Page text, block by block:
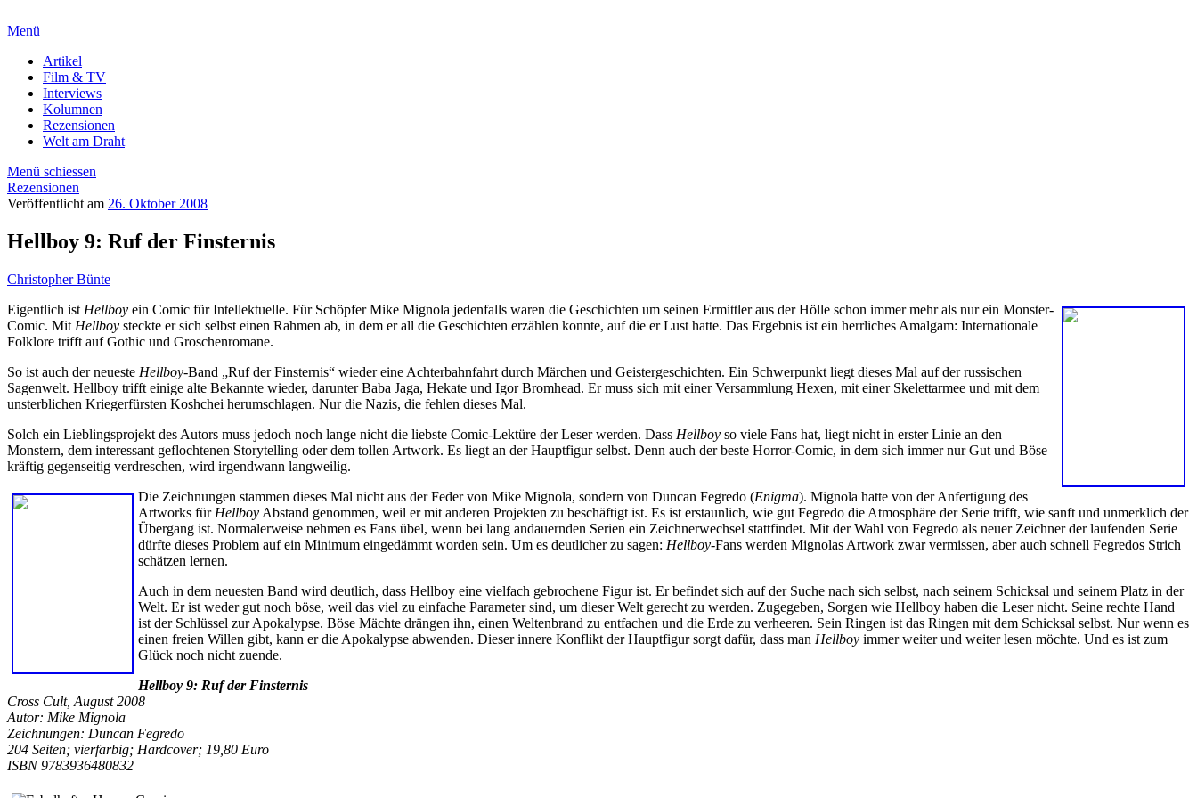
Menü
Artikel
Film & TV
Interviews
Kolumnen
Rezensionen
Welt am Draht
Menü schiessen
Rezensionen
Veröffentlicht am 26. Oktober 2008
Hellboy 9: Ruf der Finsternis
Christopher Bünte
Eigentlich ist Hellboy ein Comic für Intellektuelle. Für Schöpfer Mike Mignola jedenfalls waren die Geschichten um seinen Ermittler aus der Hölle schon immer mehr als nur ein Monster-
Comic. Mit Hellboy steckte er sich selbst einen Rahmen ab, in dem er all die Geschichten erzählen konnte, auf die er Lust hatte. Das Ergebnis ist ein herrliches Amalgam: Internationale
Folklore trifft auf Gothic und Groschenromane.
So ist auch der neueste Hellboy-Band „Ruf der Finsternis“ wieder eine Achterbahnfahrt durch Märchen und Geistergeschichten. Ein Schwerpunkt liegt dieses Mal auf der russischen
Sagenwelt. Hellboy trifft einige alte Bekannte wieder, darunter Baba Jaga, Hekate und Igor Bromhead. Er muss sich mit einer Versammlung Hexen, mit einer Skelettarmee und mit dem
unsterblichen Kriegerfürsten Koshchei herumschlagen. Nur die Nazis, die fehlen dieses Mal.
Solch ein Lieblingsprojekt des Autors muss jedoch noch lange nicht die liebste Comic-Lektüre der Leser werden. Dass Hellboy so viele Fans hat, liegt nicht in erster Linie an den
Monstern, dem interessant geflochtenen Storytelling oder dem tollen Artwork. Es liegt an der Hauptfigur selbst. Denn auch der beste Horror-Comic, in dem sich immer nur Gut und Böse
kräftig gegenseitig verdreschen, wird irgendwann langweilig.
Die Zeichnungen stammen dieses Mal nicht aus der Feder von Mike Mignola, sondern von Duncan Fegredo (Enigma). Mignola hatte von der Anfertigung des
Artworks für Hellboy Abstand genommen, weil er mit anderen Projekten zu beschäftigt ist. Es ist erstaunlich, wie gut Fegredo die Atmosphäre der Serie trifft, wie sanft und unmerklich der
Übergang ist. Normalerweise nehmen es Fans übel, wenn bei lang andauernden Serien ein Zeichnerwechsel stattfindet. Mit der Wahl von Fegredo als neuer Zeichner der laufenden Serie
dürfte dieses Problem auf ein Minimum eingedämmt worden sein. Um es deutlicher zu sagen: Hellboy-Fans werden Mignolas Artwork zwar vermissen, aber auch schnell Fegredos Strich
schätzen lernen.
Auch in dem neuesten Band wird deutlich, dass Hellboy eine vielfach gebrochene Figur ist. Er befindet sich auf der Suche nach sich selbst, nach seinem Schicksal und seinem Platz in der
Welt. Er ist weder gut noch böse, weil das viel zu einfache Parameter sind, um dieser Welt gerecht zu werden. Zugegeben, Sorgen wie Hellboy haben die Leser nicht. Seine rechte Hand
ist der Schlüssel zur Apokalypse. Böse Mächte drängen ihn, einen Weltenbrand zu entfachen und die Erde zu verheeren. Sein Ringen ist das Ringen mit dem Schicksal selbst. Nur wenn es
einen freien Willen gibt, kann er die Apokalypse abwenden. Dieser innere Konflikt der Hauptfigur sorgt dafür, dass man Hellboy immer weiter und weiter lesen möchte. Und es ist zum
Glück noch nicht zuende.
Hellboy 9: Ruf der Finsternis
Cross Cult, August 2008
Autor: Mike Mignola
Zeichnungen: Duncan Fegredo
204 Seiten; vierfarbig; Hardcover; 19,80 Euro
ISBN 9783936480832